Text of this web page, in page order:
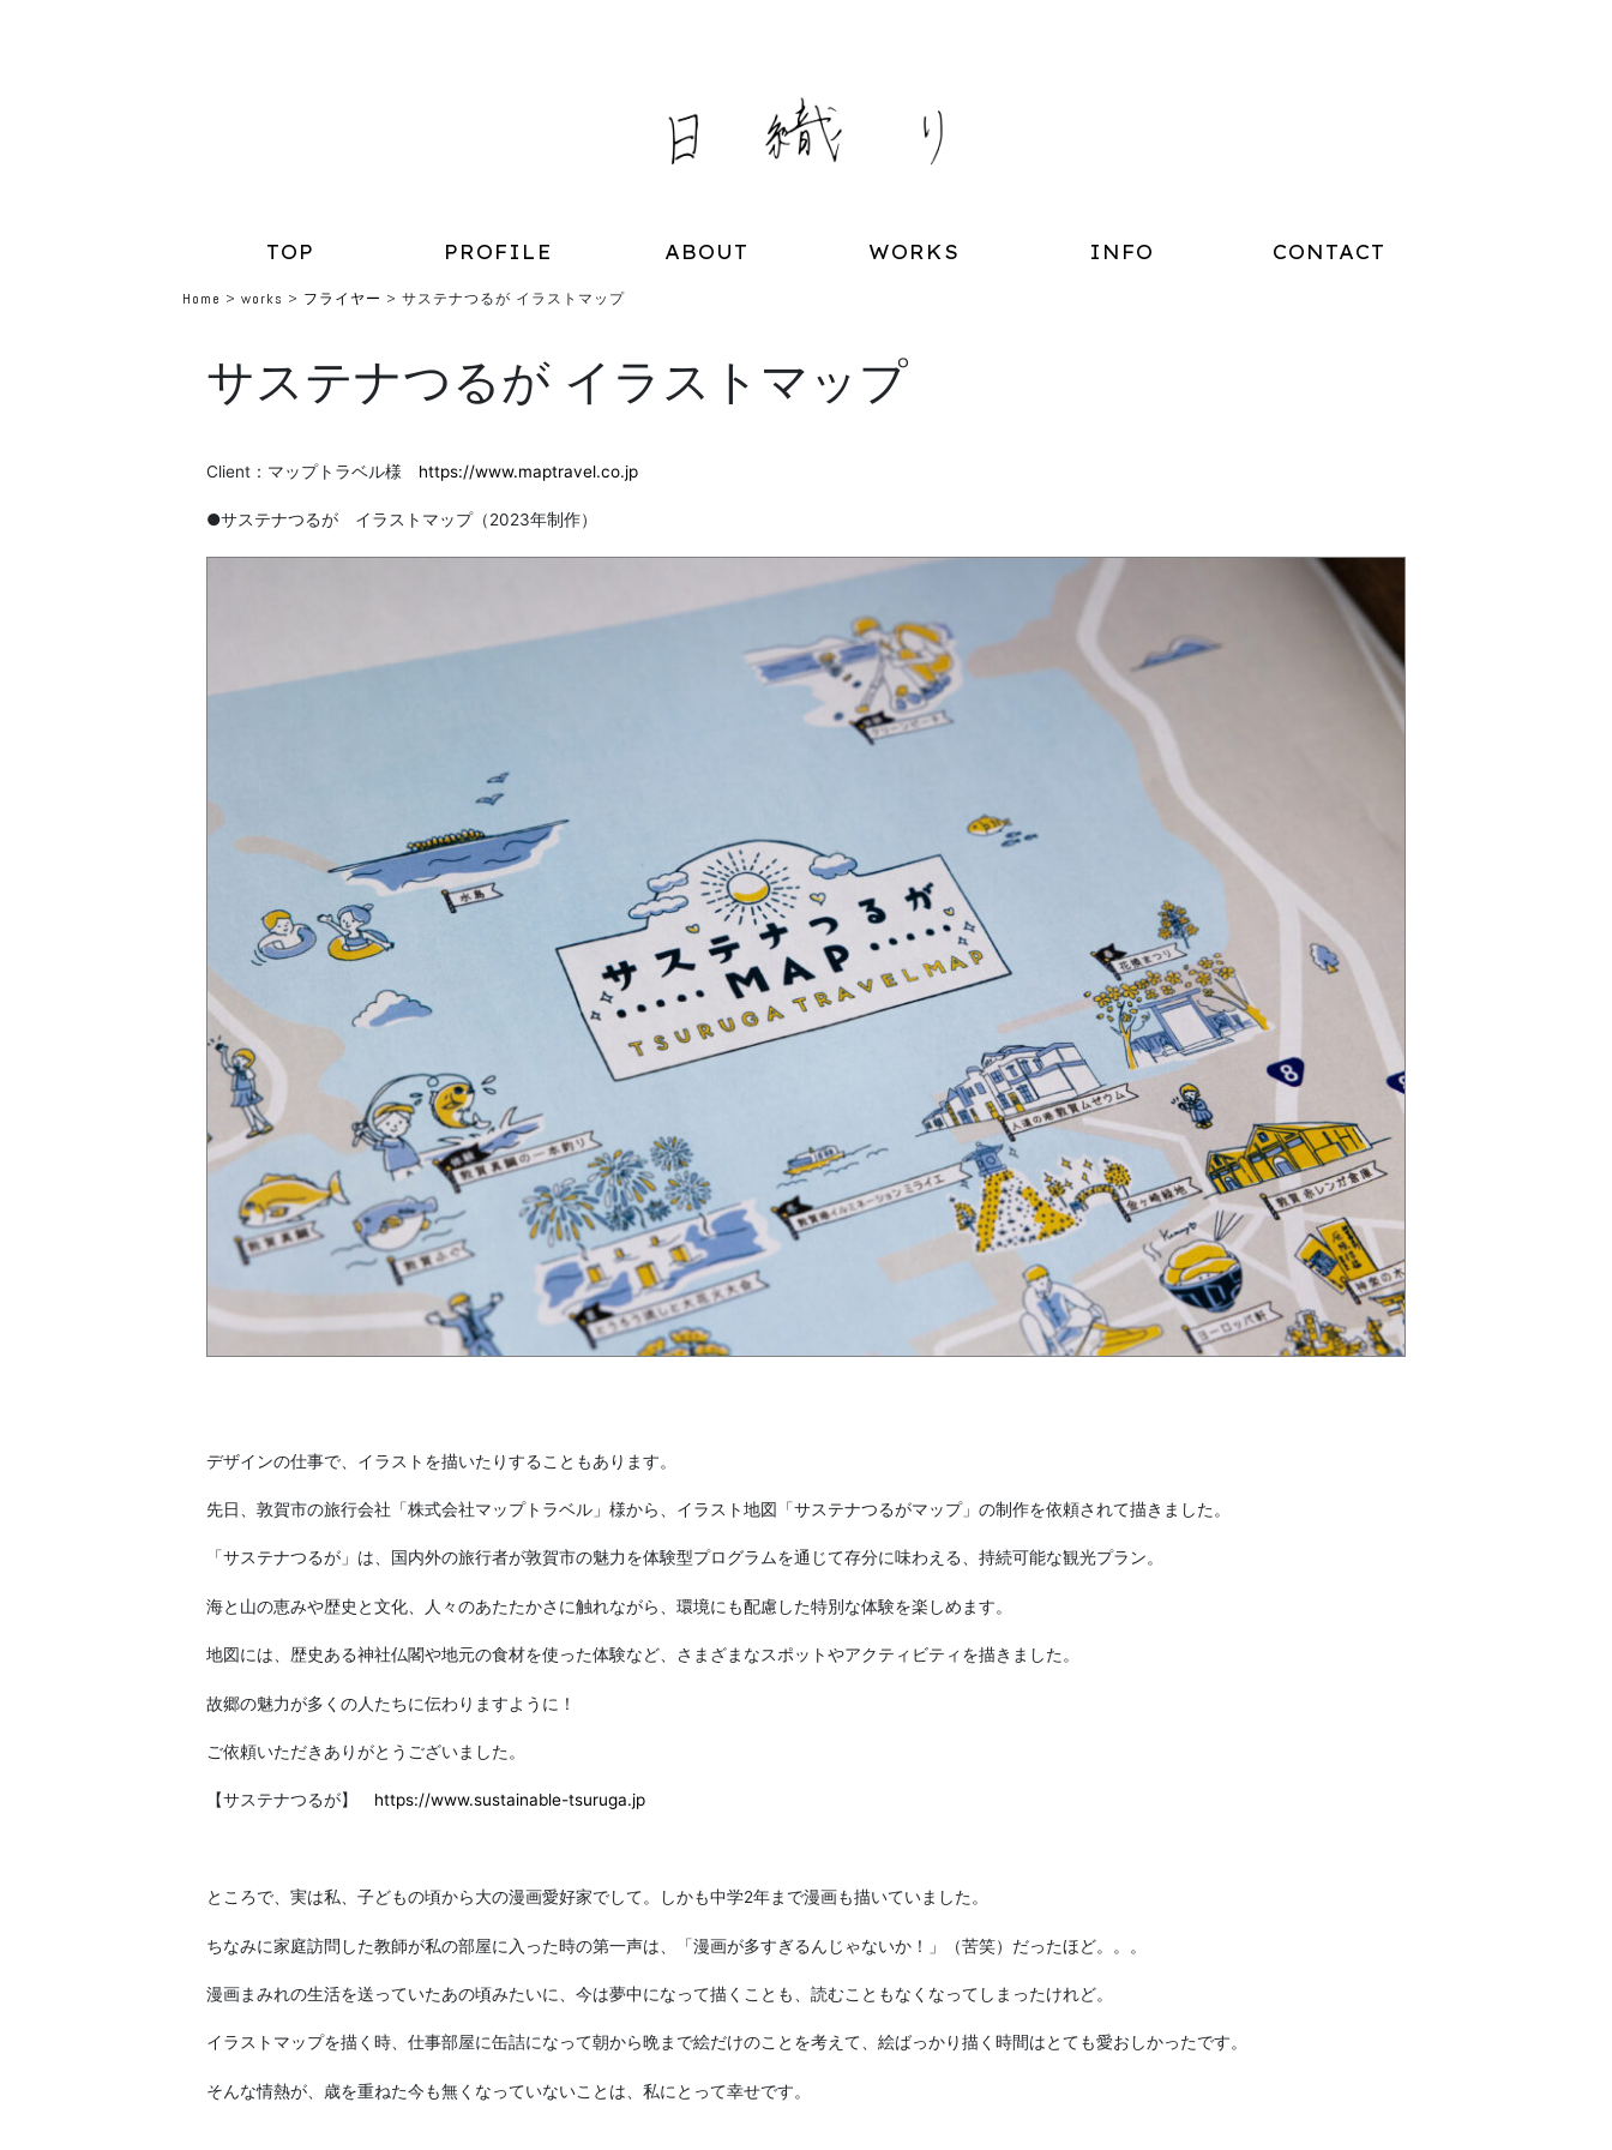
TOP PROFILE ABOUT WORKS INFO CONTACT
Home > works > フライヤー > サステナつるが イラストマップ
サステナつるが イラストマップ
Client：マップトラベル様 https://www.maptravel.co.jp
●サステナつるが イラストマップ（2023年制作）
デザインの仕事で、イラストを描いたりすることもあります。
先日、敦賀市の旅行会社「株式会社マップトラベル」様から、イラスト地図「サステナつるがマップ」の制作を依頼されて描きました。
「サステナつるが」は、国内外の旅行者が敦賀市の魅力を体験型プログラムを通じて存分に味わえる、持続可能な観光プラン。
海と山の恵みや歴史と文化、人々のあたたかさに触れながら、環境にも配慮した特別な体験を楽しめます。
地図には、歴史ある神社仏閣や地元の食材を使った体験など、さまざまなスポットやアクティビティを描きました。
故郷の魅力が多くの人たちに伝わりますように！
ご依頼いただきありがとうございました。
【サステナつるが】 https://www.sustainable-tsuruga.jp
ところで、実は私、子どもの頃から大の漫画愛好家でして。しかも中学2年まで漫画も描いていました。
ちなみに家庭訪問した教師が私の部屋に入った時の第一声は、「漫画が多すぎるんじゃないか！」（苦笑）だったほど。。。
漫画まみれの生活を送っていたあの頃みたいに、今は夢中になって描くことも、読むこともなくなってしまったけれど。
イラストマップを描く時、仕事部屋に缶詰になって朝から晩まで絵だけのことを考えて、絵ばっかり描く時間はとても愛おしかったです。
そんな情熱が、歳を重ねた今も無くなっていないことは、私にとって幸せです。